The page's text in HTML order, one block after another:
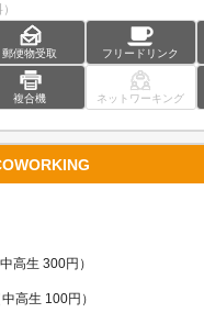
郵便物受取 フリードリンク
複合機 ネットワーキング
高生 300円）
高生 100円）